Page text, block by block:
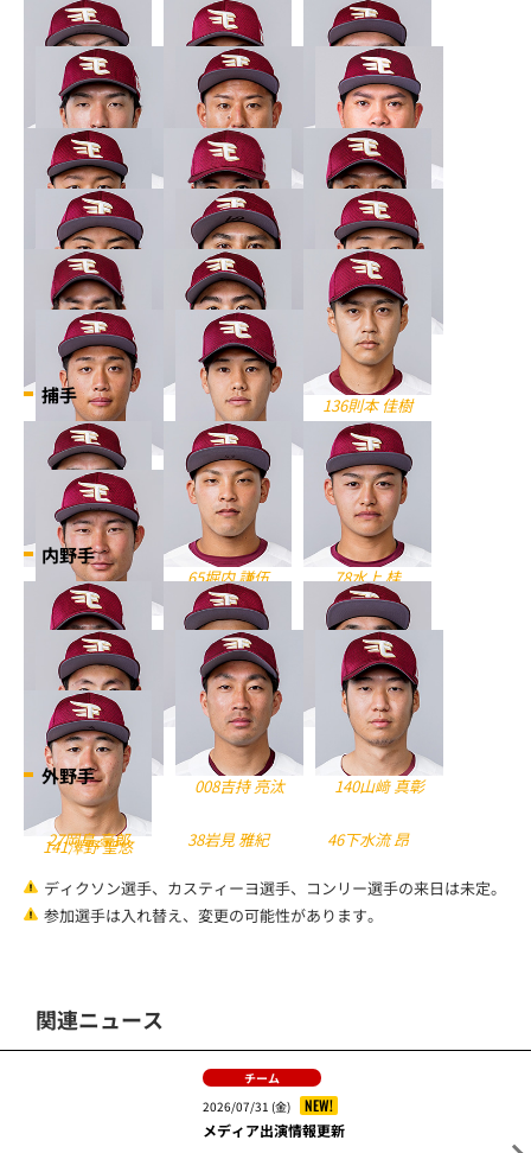
17塩見 貴洋 19藤平 尚真 20安樂 智大
23弓削 隼人 31福井 優也
43宋 家豪
2/6(土)合流
49福森 耀真 56鈴木 翔天 60石橋 良太
61佐藤 智輝 64福山 博之 69内 星龍
016森 雄大 017王 彦程 136則本 佳樹
138小峯 新陸 152石田 駿
捕手
44足立 祐一 65堀内 謙伍 78水上 桂
137江川 侑斗
内野手
6藤田 一也 34山﨑 剛 36内田 靖人
63入江 大樹 008吉持 亮汰 140山﨑 真彰
141澤野 聖悠
外野手
ディクソン選手、カスティーヨ選手、コンリー選手の来日は未定。
参加選手は入れ替え、変更の可能性があります。
関連ニュース
チーム
2026/07/31 (金)
NEW!
メディア出演情報更新